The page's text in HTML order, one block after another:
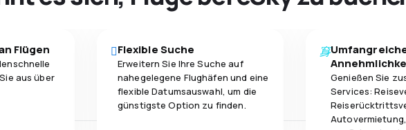
Flügen
aus über
Flexible Suche
Erweitern Sie Ihre Suche auf
nahegelegene Flughäfen und eine
flexible Datumsauswahl, um die
günstigste Option zu finden.
Genießen Sie
Services: